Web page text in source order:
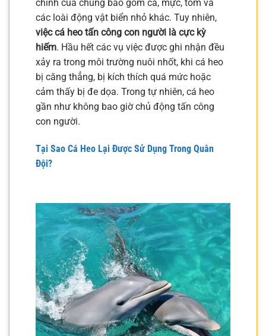
chính của chúng bao gồm cá, mực, tôm và
các loài động vật biển nhỏ khác. Tuy nhiên,
việc cá heo tấn công con người là cực kỳ
hiếm. Hầu hết các vụ việc được ghi nhận đều
xảy ra trong môi trường nuôi nhốt, khi cá heo
bị căng thẳng, bị kích thích quá mức hoặc
cảm thấy bị đe dọa. Trong tự nhiên, cá heo
gần như không bao giờ chủ động tấn công
con người.
Tại Sao Cá Heo Lại Được Sử Dụng Trong Quân
Đội?